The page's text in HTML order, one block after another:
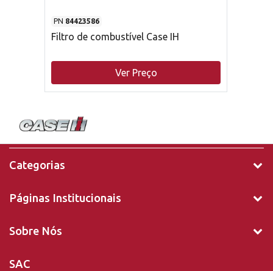
PN 84423586
Filtro de combustível Case IH
Ver Preço
Categorias
Páginas Institucionais
Sobre Nós
SAC